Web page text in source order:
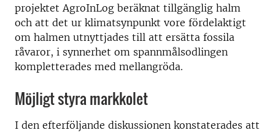
projektet AgroInLog beräknat tillgänglig halm
och att det ur klimatsynpunkt vore fördelaktigt
om halmen utnyttjades till att ersätta fossila
råvaror, i synnerhet om spannmålsodlingen
kompletterades med mellangröda.
Möjligt styra markkolet
I den efterföljande diskussionen konstaterades att